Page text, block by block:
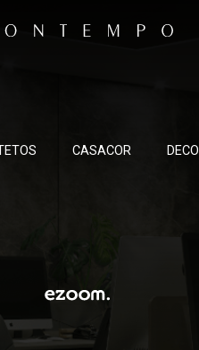
CASACOR